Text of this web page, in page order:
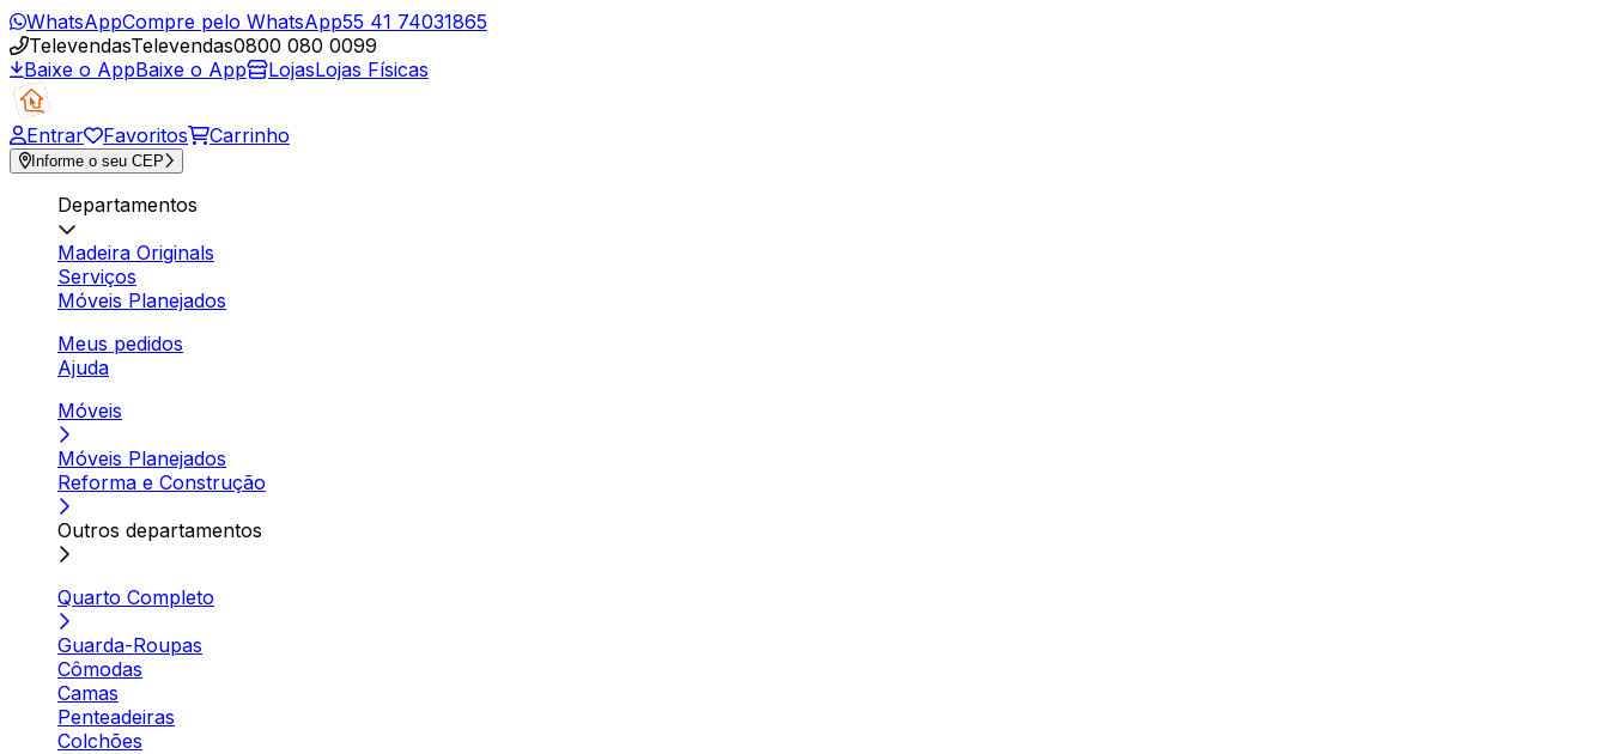
WhatsAppCompre pelo WhatsApp55 41 74031865
TelevendasTelevendas0800 080 0099
Baixe o AppBaixe o App LojasLojas Físicas
Entrar Favoritos Carrinho
Informe o seu CEP
Departamentos
Madeira Originals
Serviços
Móveis Planejados
Meus pedidos
Ajuda
Móveis
Móveis Planejados
Reforma e Construção
Outros departamentos
Quarto Completo
Guarda-Roupas
Cômodas
Camas
Penteadeiras
Colchões